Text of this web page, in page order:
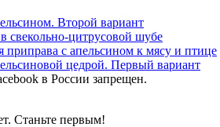
Второй вариант
свекольно-цитрусовой шубе
приправа с апельсином к мясу и птице
цедрой. Первый вариант
в России запрещен.
Станьте первым!